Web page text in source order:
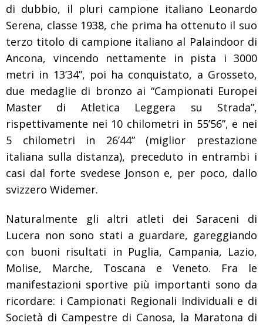
di dubbio, il pluri campione italiano Leonardo
Serena, classe 1938, che prima ha ottenuto il suo
terzo titolo di campione italiano al Palaindoor di
Ancona, vincendo nettamente in pista i 3000
metri in 13’34”, poi ha conquistato, a Grosseto,
due medaglie di bronzo ai “Campionati Europei
Master di Atletica Leggera su Strada”,
rispettivamente nei 10 chilometri in 55’56”, e nei
5 chilometri in 26’44” (miglior prestazione
italiana sulla distanza), preceduto in entrambi i
casi dal forte svedese Jonson e, per poco, dallo
svizzero Widemer.
Naturalmente gli altri atleti dei Saraceni di
Lucera non sono stati a guardare, gareggiando
con buoni risultati in Puglia, Campania, Lazio,
Molise, Marche, Toscana e Veneto. Fra le
manifestazioni sportive più importanti sono da
ricordare: i Campionati Regionali Individuali e di
Società di Campestre di Canosa, la Maratona di